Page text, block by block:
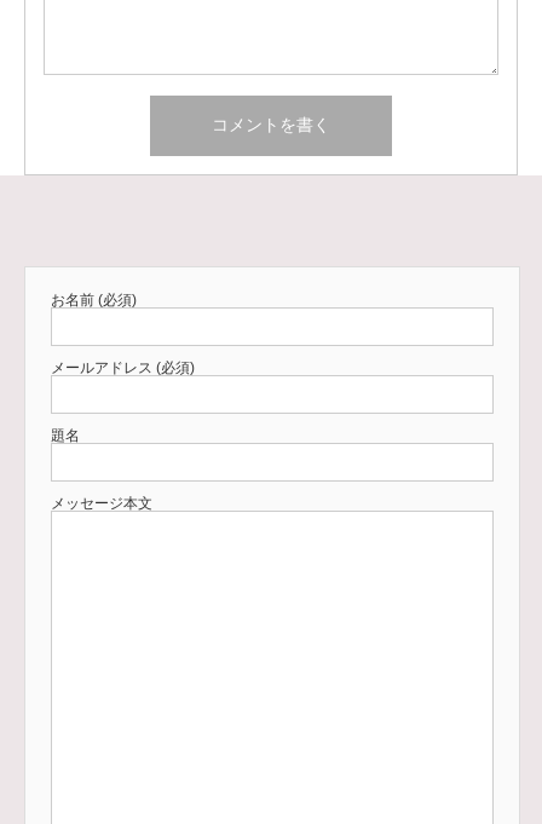
お名前 (必須)
メールアドレス (必須)
題名
メッセージ本文